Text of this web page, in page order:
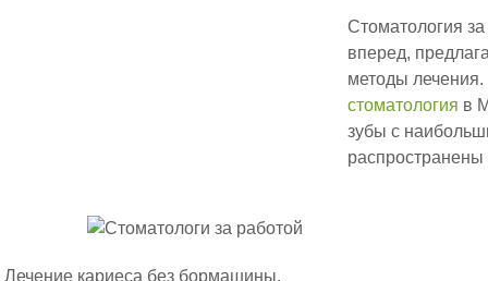
Стоматология
вперед,
методы
стоматология в
зубы с
Лечение кариеса без бормашины.